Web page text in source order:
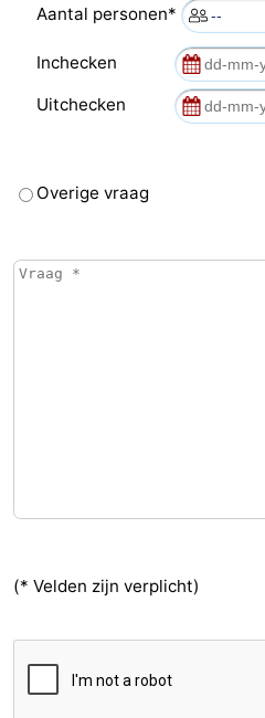
Aantal personen*
Inchecken
Uitchecken
Overige vraag
(* Velden zijn verplicht)